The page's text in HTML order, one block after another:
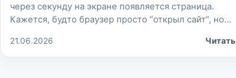
через секунду на экране появляется страница.
Кажется, будто браузер просто “открыл сайт”, но
разбирает адрес, находит нужный сервер,
отправляет запрос, получает HTML и собирает из
21.06.2026 Читать